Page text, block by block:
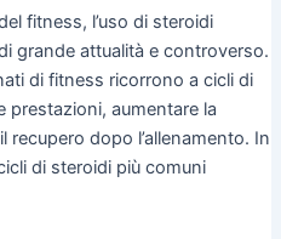
fitness, l’uso di steroidi
grande attualità e controverso.
di fitness ricorrono a cicli di
prestazioni, aumentare la
recupero dopo l’allenamento. In
di steroidi più comuni